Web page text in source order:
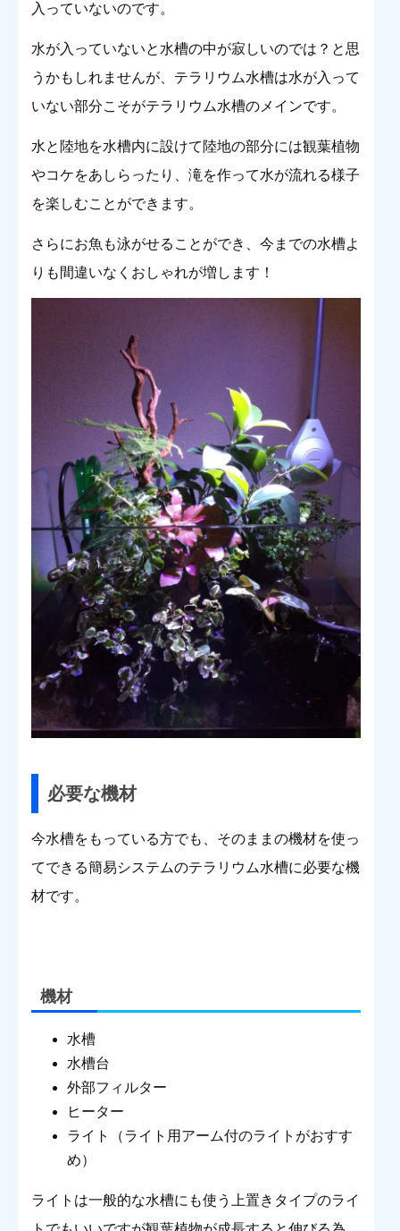
入っていないのです。
水が入っていないと水槽の中が寂しいのでは？と思
うかもしれませんが、テラリウム水槽は水が入って
いない部分こそがテラリウム水槽のメインです。
水と陸地を水槽内に設けて陸地の部分には観葉植物
やコケをあしらったり、滝を作って水が流れる様子
を楽しむことができます。
さらにお魚も泳がせることができ、今までの水槽よ
りも間違いなくおしゃれが増します！
必要な機材
今水槽をもっている方でも、そのままの機材を使っ
てできる簡易システムのテラリウム水槽に必要な機
材です。
機材
水槽
水槽台
外部フィルター
ヒーター
ライト（ライト用アーム付のライトがおすす
め）
ライトは一般的な水槽にも使う上置きタイプのライ